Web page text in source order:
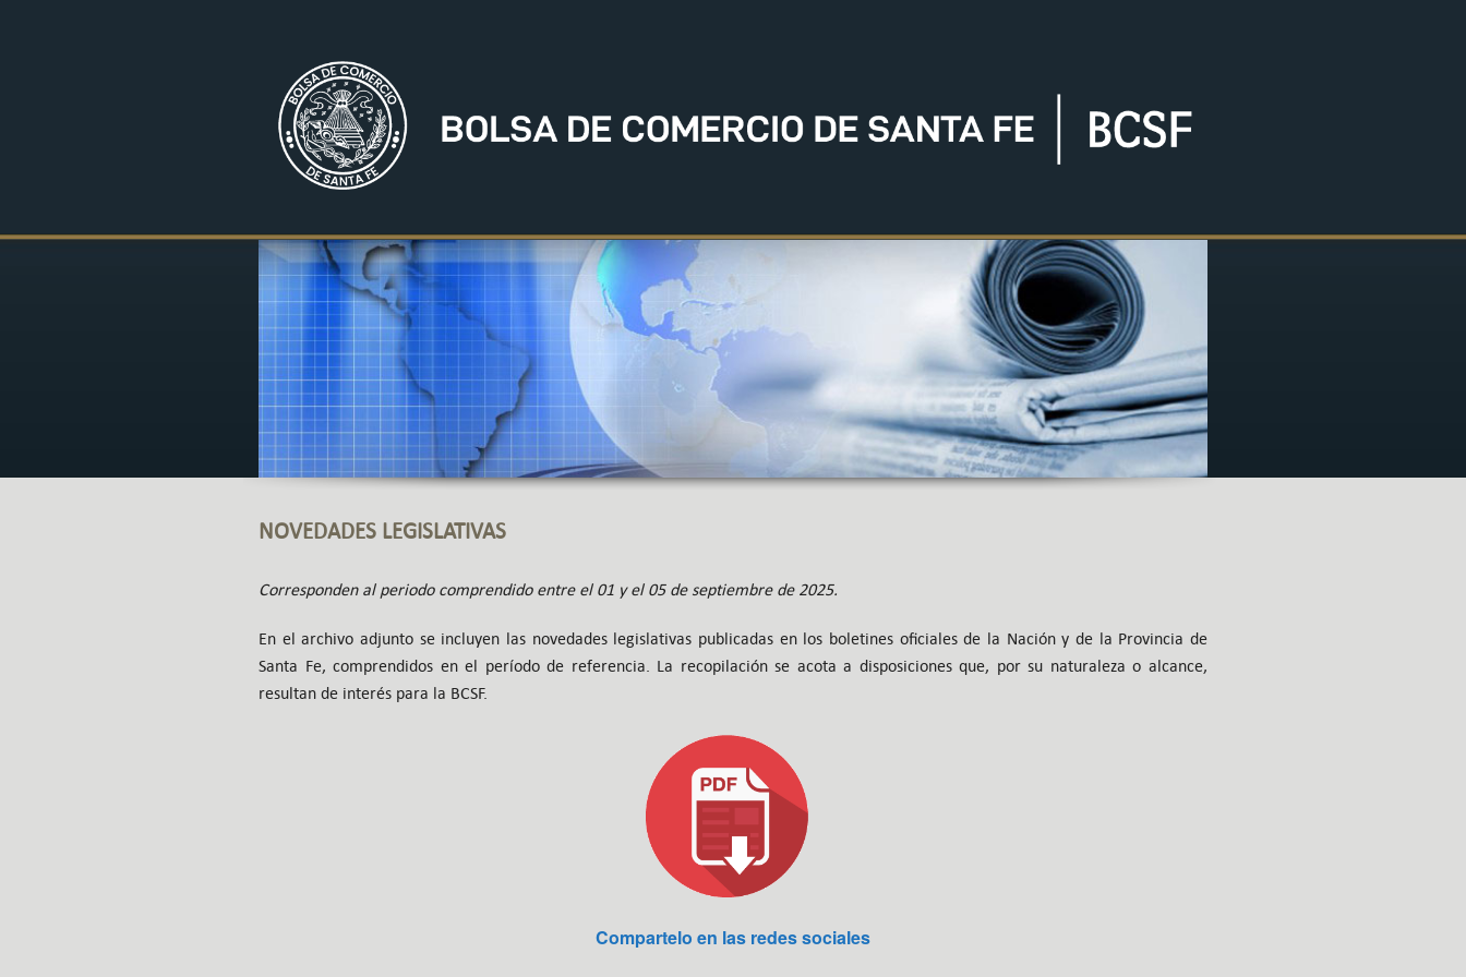
NOVEDADES LEGISLATIVAS
Corresponden al periodo comprendido entre el 01 y el 05 de septiembre de 2025.
En el archivo adjunto se incluyen las novedades legislativas publicadas en los boletines oficiales de la Nación y de la Provincia de
Santa Fe,comprendidos en el período de referencia. La recopilación se acota a disposiciones que, por su naturaleza o alcance,
resultan de interés para la BCSF.
Compartelo en las redes sociales